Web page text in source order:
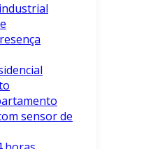
sensor de